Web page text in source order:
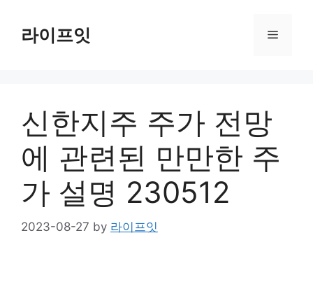
content라이프잇 Menu
신한지주 주가 전망
에 관련된 만만한 주
가 설명 230512
2023-08-27 by 라이프잇